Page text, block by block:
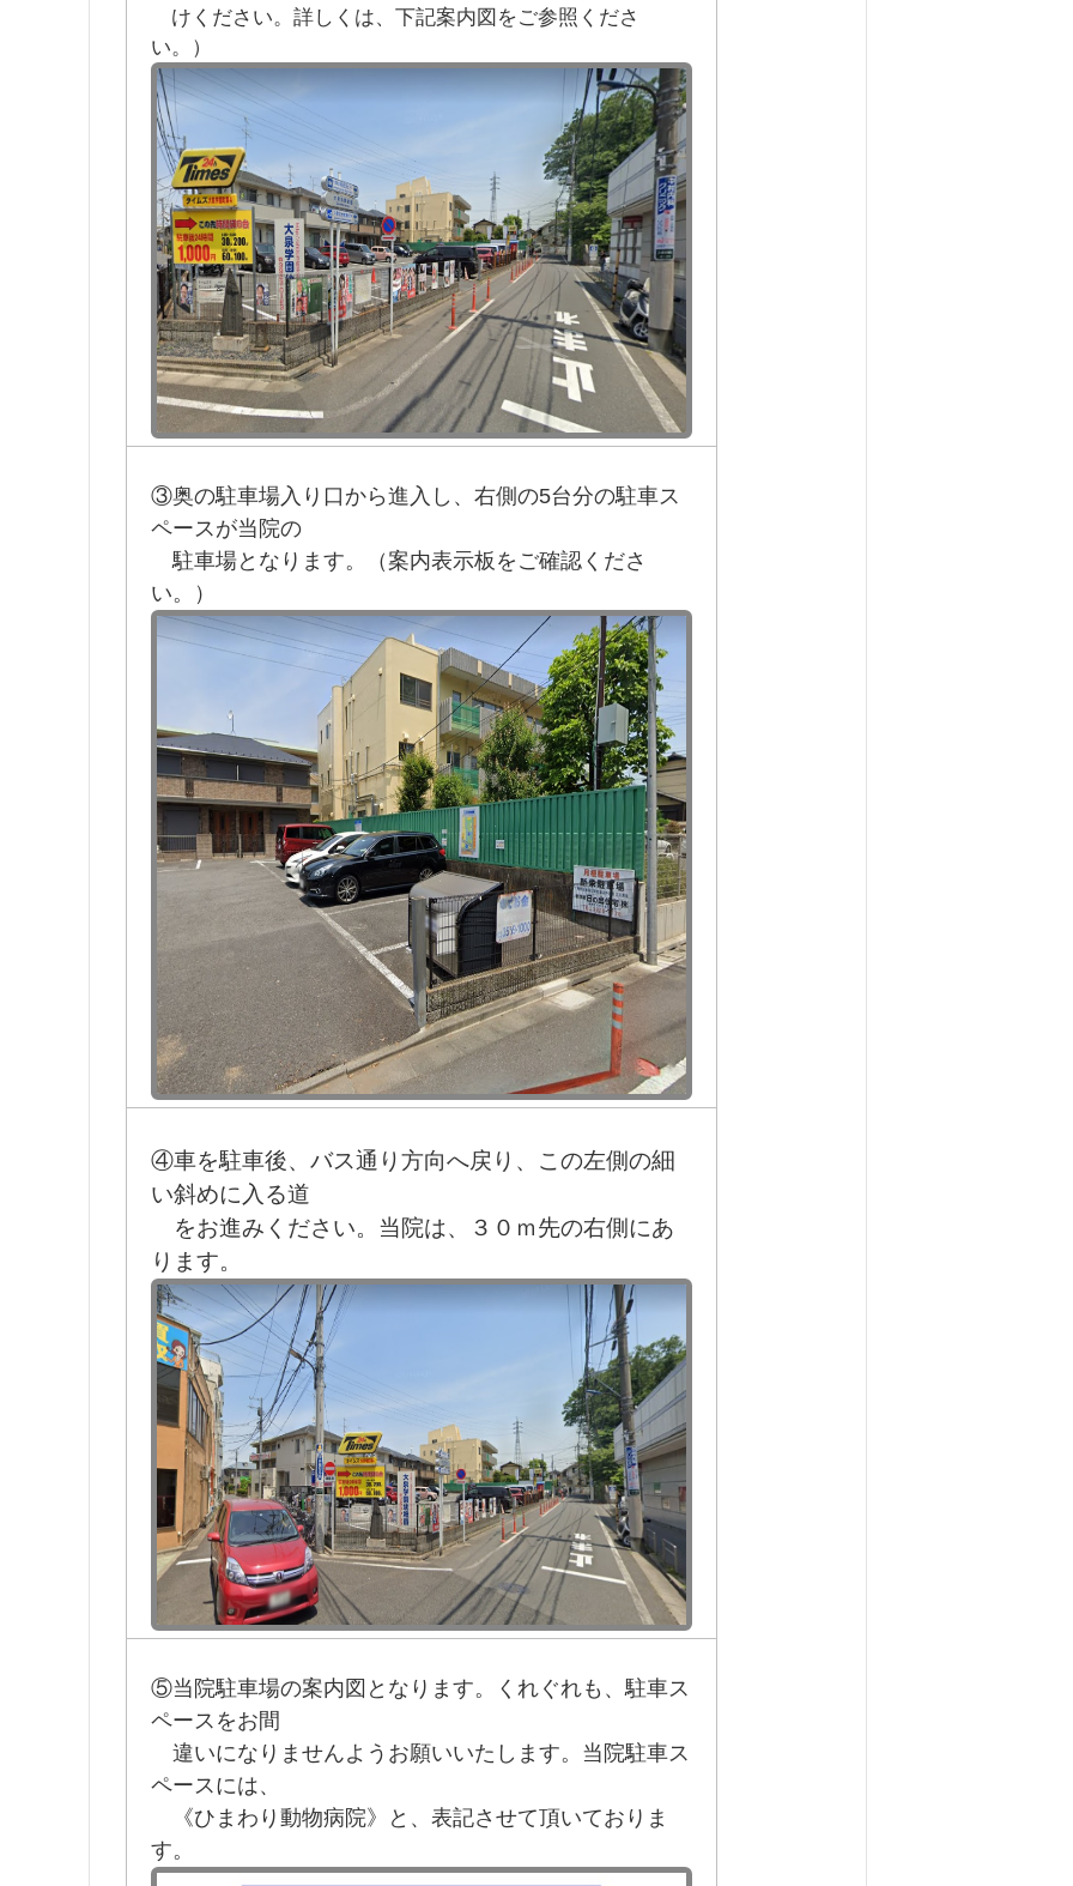
けください。詳しくは、下記案内図をご参照くださ
い。）
③奥の駐車場入り口から進入し、右側の5台分の駐車ス
ペースが当院の
駐車場となります。（案内表示板をご確認くださ
い。）
④車を駐車後、バス通り方向へ戻り、この左側の細
い斜めに入る道
をお進みください。当院は、３０ｍ先の右側にあ
ります。
⑤当院駐車場の案内図となります。くれぐれも、駐車ス
ペースをお間
違いになりませんようお願いいたします。当院駐車ス
ペースには、
《ひまわり動物病院》と、表記させて頂いておりま
す。